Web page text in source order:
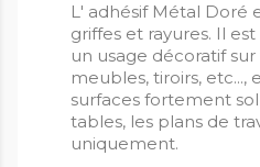
L' adhésif Métal Doré
griffes et rayures. Il
un usage décoratif sur
meubles, tiroirs, etc...,
surfaces fortement
tables, les plans de
uniquement.